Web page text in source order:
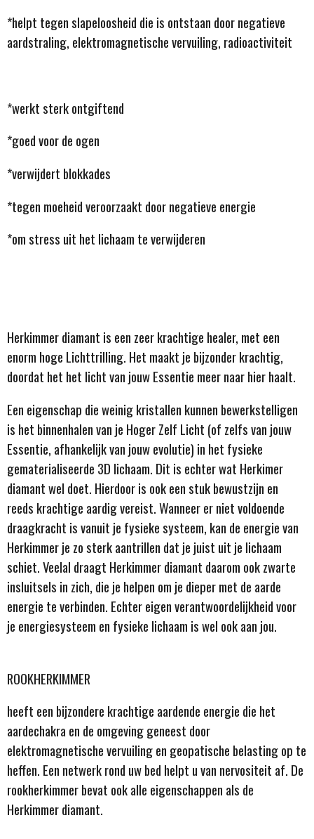
*helpt tegen slapeloosheid die is ontstaan door negatieve
aardstraling, elektromagnetische vervuiling, radioactiviteit
*werkt sterk ontgiftend
*goed voor de ogen
*verwijdert blokkades
*tegen moeheid veroorzaakt door negatieve energie
*om stress uit het lichaam te verwijderen
Herkimmer diamant is een zeer krachtige healer, met een
enorm hoge Lichttrilling. Het maakt je bijzonder krachtig,
doordat het het licht van jouw Essentie meer naar hier haalt.
Een eigenschap die weinig kristallen kunnen bewerkstelligen
is het binnenhalen van je Hoger Zelf Licht (of zelfs van jouw
Essentie, afhankelijk van jouw evolutie) in het fysieke
gematerialiseerde 3D lichaam. Dit is echter wat Herkimer
diamant wel doet. Hierdoor is ook een stuk bewustzijn en
reeds krachtige aardig vereist. Wanneer er niet voldoende
draagkracht is vanuit je fysieke systeem, kan de energie van
Herkimmer je zo sterk aantrillen dat je juist uit je lichaam
schiet. Veelal draagt Herkimmer diamant daarom ook zwarte
insluitsels in zich, die je helpen om je dieper met de aarde
energie te verbinden. Echter eigen verantwoordelijkheid voor
je energiesysteem en fysieke lichaam is wel ook aan jou.
ROOKHERKIMMER
heeft een bijzondere krachtige aardende energie die het
aardechakra en de omgeving geneest door
elektromagnetische vervuiling en geopatische belasting op te
heffen. Een netwerk rond uw bed helpt u van nervositeit af. De
rookherkimmer bevat ook alle eigenschappen als de
Herkimmer diamant.